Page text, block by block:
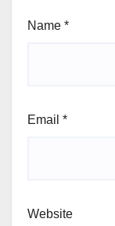
Name *
Email *
Website